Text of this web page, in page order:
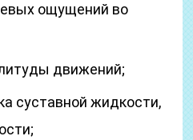
ощущений во
движений;
суставной жидкости,